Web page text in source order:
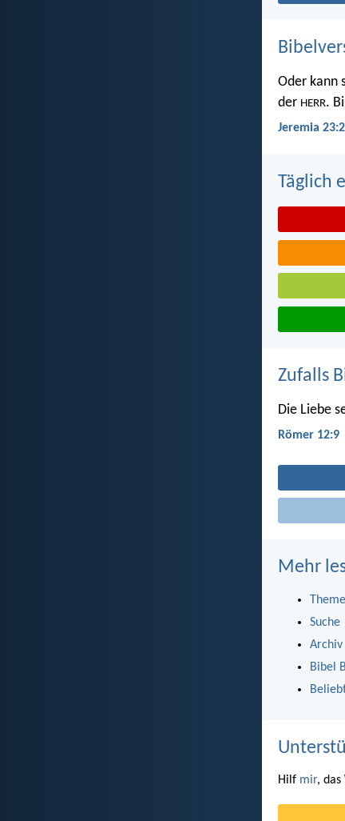
Oder kann
der HERR.
Jeremia
Täglich
Zufalls
Die Liebe
Römer 12:9
Mehr
Suche
Archiv
Bibel
Hilf mir, das